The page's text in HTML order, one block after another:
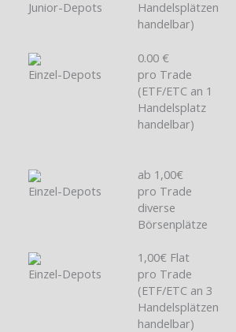
Junior-Depots
Handelsplätzen
handelbar)
Einzel-Depots
0.00 €
pro Trade
(ETF/ETC an 1
Handelsplatz
handelbar)
Einzel-Depots
ab 1,00€
pro Trade
diverse
Börsenplätze
Einzel-Depots
1,00€ Flat
pro Trade
(ETF/ETC an 3
Handelsplätzen
handelbar)